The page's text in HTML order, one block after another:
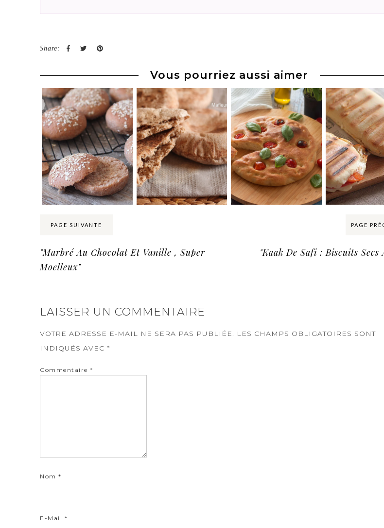
Share:
Vous pourriez aussi aimer
PAGE SUIVANTE
"Marbré Au Chocolat Et Vanille , Super
Moelleux"
PAGE
"Kaak De Safi : Biscuits Secs
LAISSER UN COMMENTAIRE
VOTRE ADRESSE E-MAIL NE SERA PAS PUBLIÉE. LES CHAMPS OBLIGATOIRES SONT
INDIQUÉS AVEC *
Commentaire *
Nom *
E-Mail *